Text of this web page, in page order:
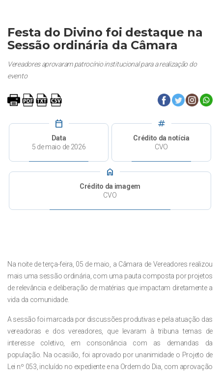
Festa do Divino foi destaque na
Sessão ordinária da Câmara
Vereadores aprovaram patrocínio institucional para a realização do
evento
calendar_today
Data
5 de maio de 2026
tag
Crédito da notícia
CVO
home
Crédito da imagem
CVO
Na noite de terça-feira, 05 de maio, a Câmara de Vereadores realizou
mais uma sessão ordinária, com uma pauta composta por projetos
de relevância e deliberação de matérias que impactam diretamente a
vida da comunidade.
A sessão foi marcada por discussões produtivas e pela atuação das
vereadoras e dos vereadores, que levaram à tribuna temas de
interesse coletivo, em consonância com as demandas da
população. Na ocasião, foi aprovado por unanimidade o Projeto de
Lei nº 053, incluído no expediente e na Ordem do Dia, com aprovação